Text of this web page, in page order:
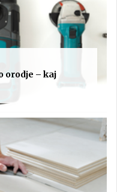
orodje – kaj